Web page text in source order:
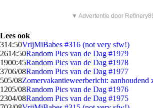
▼ Advertentie door
Lees ook
314:50VrijMiBabes #316 (not very sfw!)
2614:50Random Pics van de Dag #1979
1900:45Random Pics van de Dag #1978
3706/08Random Pics van de Dag #1977
505/08Zomervakantieweerbericht: aanhoudend
1205/08Random Pics van de Dag #1976
2304/08Random Pics van de Dag #1975